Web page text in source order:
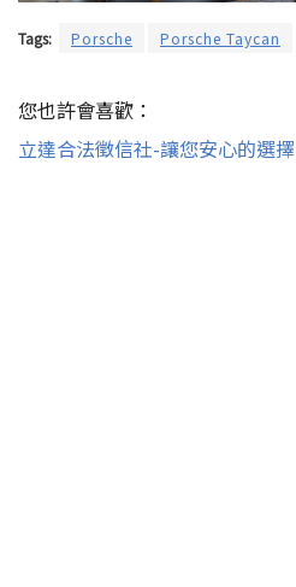
Tags: Porsche Porsche Taycan
您也許會喜歡：
立達合法徵信社-讓您安心的選擇